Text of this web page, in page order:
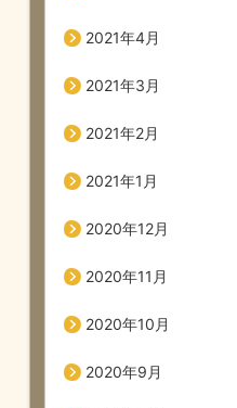
2021年4月
2021年3月
2021年2月
2021年1月
2020年12月
2020年11月
2020年10月
2020年9月